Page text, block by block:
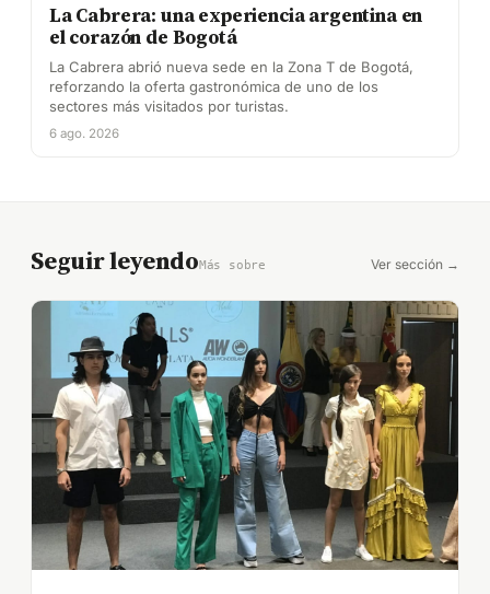
La Cabrera: una experiencia argentina en
el corazón de Bogotá
La Cabrera abrió nueva sede en la Zona T de Bogotá,
reforzando la oferta gastronómica de uno de los
sectores más visitados por turistas.
6 ago. 2026
Seguir leyendoMás sobre Ver sección →